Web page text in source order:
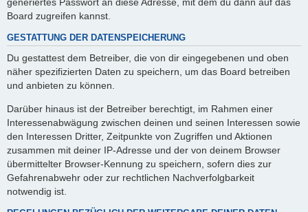
Board zugreifen kannst.
GESTATTUNG DER DATENSPEICHERUNG
Du gestattest dem Betreiber, die von dir eingegebenen und oben
näher spezifizierten Daten zu speichern, um das Board betreiben
und anbieten zu können.
Darüber hinaus ist der Betreiber berechtigt, im Rahmen einer
Interessenabwägung zwischen deinen und seinen Interessen sowie
den Interessen Dritter, Zeitpunkte von Zugriffen und Aktionen
zusammen mit deiner IP-Adresse und der von deinem Browser
übermittelter Browser-Kennung zu speichern, sofern dies zur
Gefahrenabwehr oder zur rechtlichen Nachverfolgbarkeit
notwendig ist.